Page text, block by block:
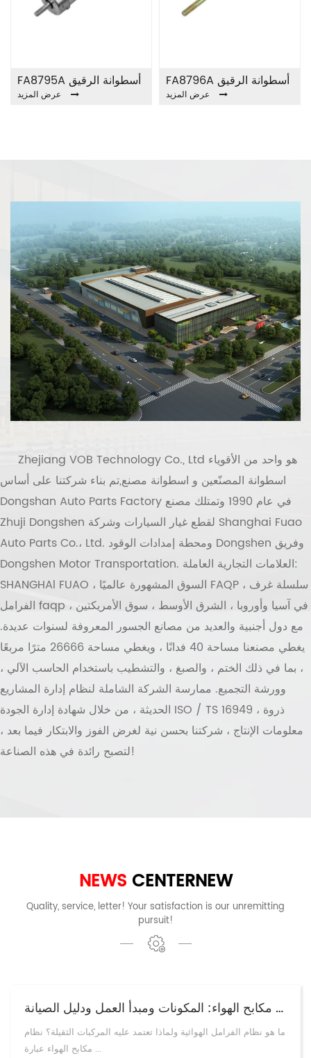
FA8795A أسطوانة الرقيق
عرض المزيد
FA8796A أسطوانة الرقيق
عرض المزيد
Zhejiang VOB Technology Co., Ltd هو واحد من الأقوياء
اسطوانة المصنّعين و اسطوانة مصنع,تم بناء شركتنا على أساس
Dongshan Auto Parts Factory في عام 1990 وتمتلك مصنع
Zhuji Dongshen لقطع غيار السيارات وشركة Shanghai Fuao
Auto Parts Co.، Ltd. ومحطة إمدادات الوقود Dongshen وفريق
Dongshen Motor Transportation. العلامات التجارية العاملة:
SHANGHAl FUAO ، السوق المشهورة عالميًا FAQP ، سلسلة غرف
الفرامل faqp في آسيا وأوروبا ، الشرق الأوسط ، سوق الأمريكتين ،
مع دول أجنبية والعديد من مصانع الجسور المعروفة لسنوات عديدة.
يغطي مصنعنا مساحة 40 فدانًا ، ويغطي مساحة 26666 مترًا مربعًا
، بما في ذلك الختم ، والصبغ ، والتشطيب باستخدام الحاسب الآلي ،
وورشة التجميع. ممارسة الشركة الشاملة لنظام إدارة المشاريع
الحديثة ، من خلال شهادة إدارة الجودة ISO / TS 16949 ، ذروة
معلومات الإنتاج ، شركتنا بحسن نية لغرض الفوز والابتكار فيما بعد ،
لتصبح رائدة في هذه الصناعة!
NEWS CENTERNEW
Quality, service, letter! Your satisfaction is our unremitting
pursuit!
أنظمة مكابح الهواء: المكونات ومبدأ العمل ودليل الصيانة
ما هو نظام الفرامل الهوائية ولماذا تعتمد عليه المركبات الثقيلة؟ نظام
مكابح الهواء عبارة ...